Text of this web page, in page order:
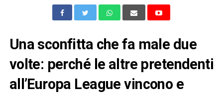
Una sconfitta che fa male due
volte: perché le altre pretendenti
all’Europa League vincono e